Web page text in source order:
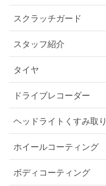
スクラッチガード
スタッフ紹介
タイヤ
ドライブレコーダー
ヘッドライトくすみ取り
ホイールコーティング
ボディコーティング